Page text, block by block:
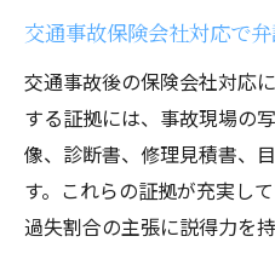
交通事故保険会社対応で
交通事故後の保険会社対応
する証拠には、事故現場の
像、診断書、修理見積書、
す。これらの証拠が充実し
過失割合の主張に説得力を